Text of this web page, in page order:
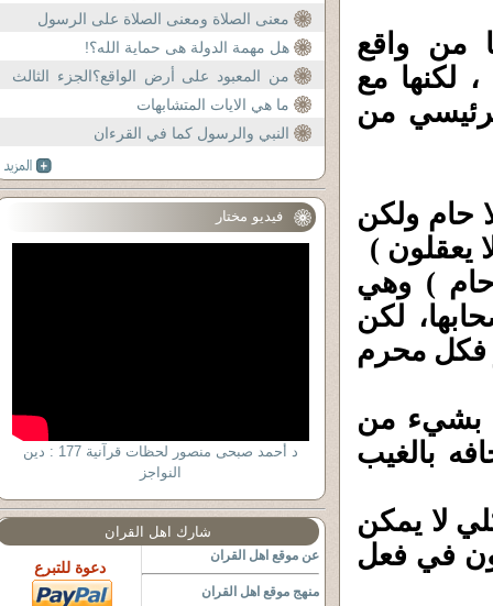
من واقع
لكنها مع
من
حام ولكن
يعقلون )
حام ) وهي
لكن
فكل محرم
بشيء من
بالغيب
لا يمكن
في فعل
معنى الصلاة ومعنى الصلاة على الرسول
هل مهمة الدولة هى حماية الله؟!
من المعبود على أرض الواقع؟الجزء الثالث
والأخير
ما هي الايات المتشابهات
النبي والرسول كما في القرءان
فيديو مختار
د أحمد صبحى منصور لحظات قرآنية 177 : دين
النواجز
شارك اهل القران
عن موقع اهل القران
منهج موقع اهل القران
دعوة للتبرع